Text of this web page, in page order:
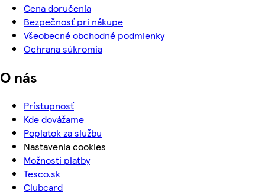
Cena doručenia
Bezpečnosť pri nákupe
Všeobecné obchodné podmienky
Ochrana súkromia
O nás
Prístupnosť
Kde dovážame
Poplatok za službu
Nastavenia cookies
Možnosti platby
Tesco.sk
Clubcard